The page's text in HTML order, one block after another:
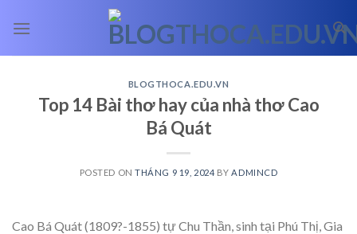
BLOGTHOCA.EDU.VN
Top 14 Bài thơ hay của nhà thơ Cao
Bá Quát
POSTED ONTHÁNG 9 19, 2024 BY ADMINCD
Cao Bá Quát (1809?-1855) tự Chu Thần, sinh tại Phú Thị, Gia